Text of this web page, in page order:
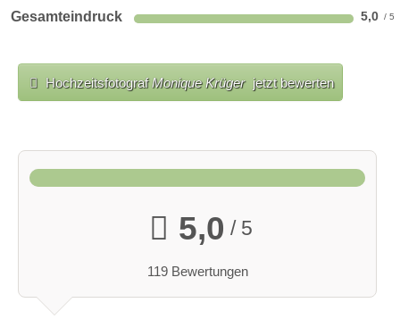
Gesamteindruck 5,0
HochzeitsfotografMonique Krüger jetzt bewerten
5,0 / 5
119 Bewertungen